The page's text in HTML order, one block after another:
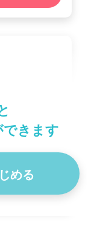
りで、出会いが
できます
める